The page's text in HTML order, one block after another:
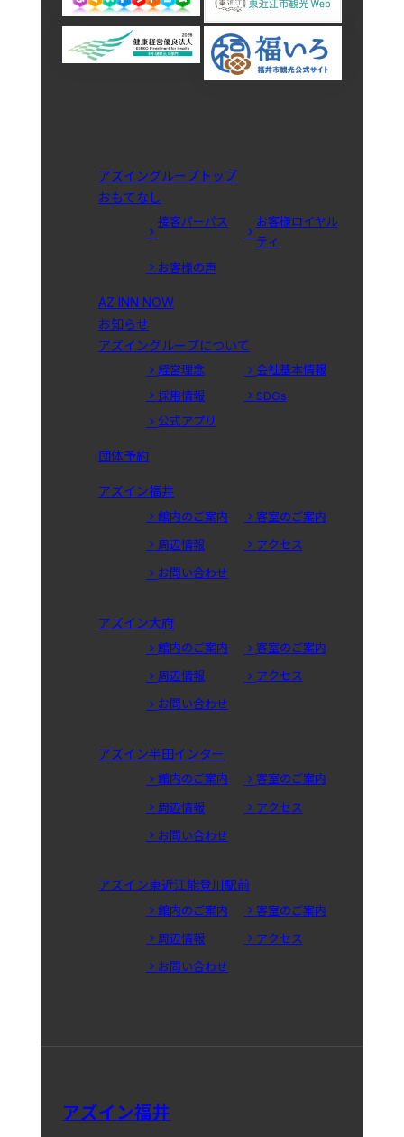
アズイングループトップ
おもてなし
接客パーパス
お客様ロイヤル
ティ
お客様の声
AZ INN NOW
お知らせ
アズイングループについて
経営理念
会社基本情報
採用情報
SDGs
公式アプリ
団体予約
アズイン福井
館内のご案内
客室のご案内
周辺情報
アクセス
お問い合わせ
アズイン大府
館内のご案内
客室のご案内
周辺情報
アクセス
お問い合わせ
アズイン半田インター
館内のご案内
客室のご案内
周辺情報
アクセス
お問い合わせ
アズイン東近江能登川駅前
館内のご案内
客室のご案内
周辺情報
アクセス
お問い合わせ
アズイン福井